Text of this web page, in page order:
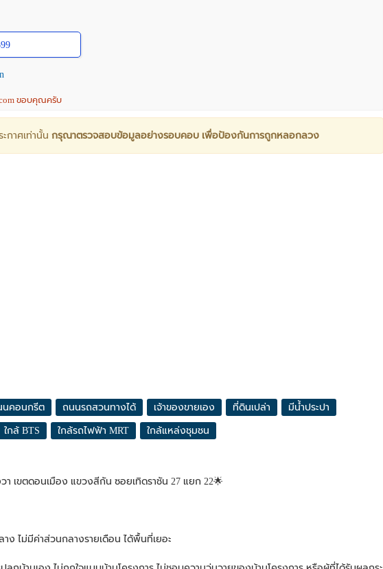
ขอบคุณครับ
กาศเท่านั้น กรุณาตรวจสอบข้อมูลอย่างรอบคอบ เพื่อป้องกันการถูกหลอกลวง
นคอนกรีต ถนนรถสวนทางได้ เจ้าของขายเอง ที่ดินเปล่า มีน้ำประปา
ใกล้ BTS ใกล้รถไฟฟ้า MRT ใกล้แหล่งชุมชน
า เขตดอนเมือง แขวงสีกัน ซอยเทิดราชัน 27 แยก 22🌟
ง ไม่มีค่าส่วนกลางรายเดือน ได้พื้นที่เยอะ